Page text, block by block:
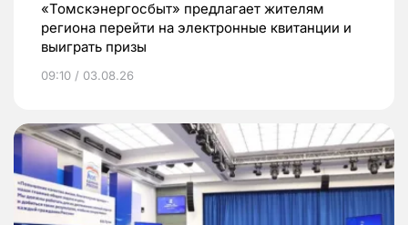
«Томскэнергосбыт» предлагает жителям
региона перейти на электронные квитанции и
выиграть призы
09:10 / 03.08.26